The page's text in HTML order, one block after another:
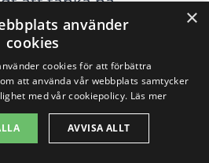
som kan
inbyggd
eller
egenskaper. Med
kan du enkelt
×
använder
cookies
cookies för att förbättra
att använda vår webbplats samtycker
med vår cookiepolicy. Läs mer
AVVISA ALLT